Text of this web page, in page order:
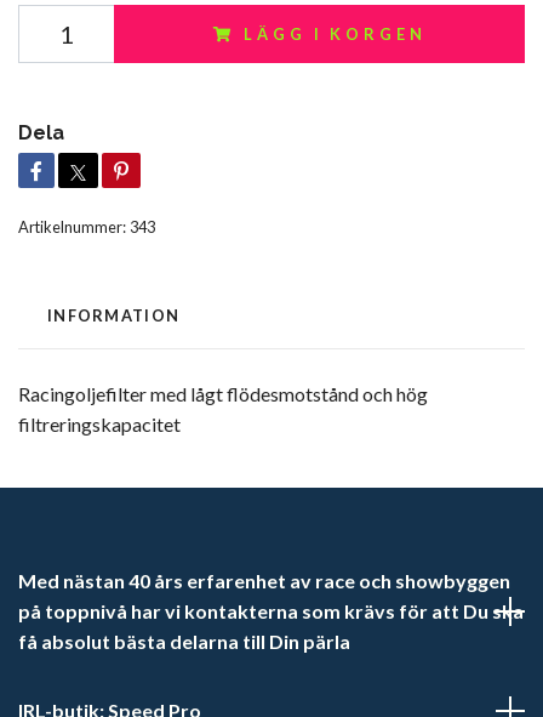
LÄGG I KORGEN
Dela
Artikelnummer: 343
INFORMATION
Racingoljefilter med lågt flödesmotstånd och hög
filtreringskapacitet
Med nästan 40 års erfarenhet av race och showbyggen
på toppnivå har vi kontakterna som krävs för att Du ska
få absolut bästa delarna till Din pärla
IRL-butik: Speed Pro